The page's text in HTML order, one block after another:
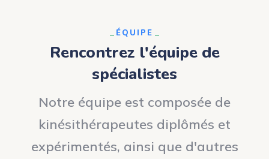
ÉQUIPE
Rencontrez l'équipe de
spécialistes
Notre équipe est composée de
kinésithérapeutes diplômés et
expérimentés, ainsi que d'autres